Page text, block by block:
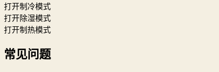
打开制冷模式
打开除湿模式
打开制热模式
常见问题